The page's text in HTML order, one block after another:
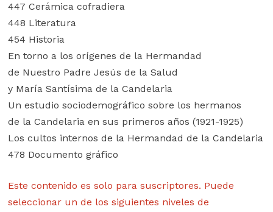
447 Cerámica cofradiera
448 Literatura
454 Historia
En torno a los orígenes de la Hermandad
de Nuestro Padre Jesús de la Salud
y María Santísima de la Candelaria
Un estudio sociodemográfico sobre los hermanos
de la Candelaria en sus primeros años (1921-1925)
Los cultos internos de la Hermandad de la Candelaria
478 Documento gráfico
Este contenido es solo para suscriptores. Puede
seleccionar un de los siguientes niveles de